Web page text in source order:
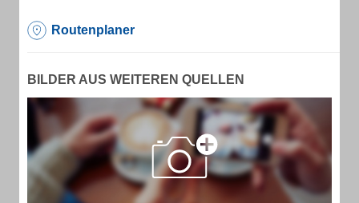
Routenplaner
BILDER AUS WEITEREN QUELLEN